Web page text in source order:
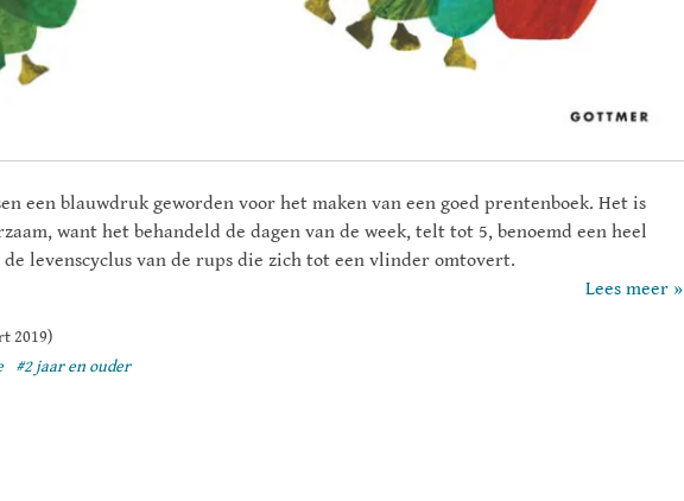
een blauwdruk geworden voor het maken van een goed prentenboek. Het is
want het behandeld de dagen van de week, telt tot 5, benoemd een heel
de levenscyclus van de rups die zich tot een vlinder omtovert.
Lees meer »
2019)
#2 jaar en ouder